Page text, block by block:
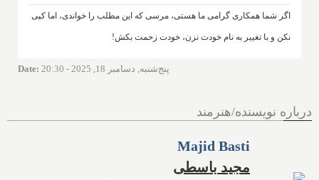
اگر شما همکاری گرامی ما هستی، مرسی که این مطلب را خواندی، اما کپی
نکن و با تغییر به نام خودت نزن، خودت زحمت بکش!
Date: پنج‌شنبه, دسامبر 18, 2025 - 20:30
درباره نویسنده/هنرمند
Majid Basti
مجید باسطی